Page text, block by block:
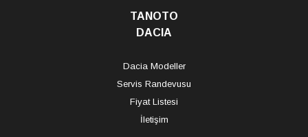
TANOTO
DACIA
Dacia Modeller
Servis Randevusu
Fiyat Listesi
İletişim